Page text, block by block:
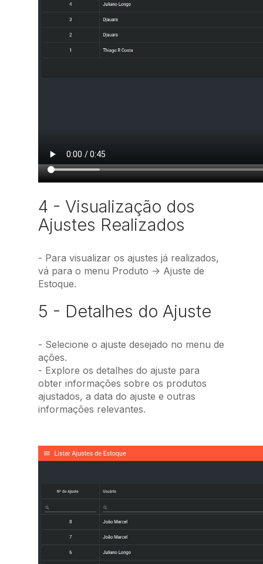
4 - Visualização dos
Ajustes Realizados
- Para visualizar os ajustes já realizados,
vá para o menu Produto -> Ajuste de
Estoque.
5 - Detalhes do Ajuste
- Selecione o ajuste desejado no menu de
ações.
- Explore os detalhes do ajuste para
obter informações sobre os produtos
ajustados, a data do ajuste e outras
informações relevantes.